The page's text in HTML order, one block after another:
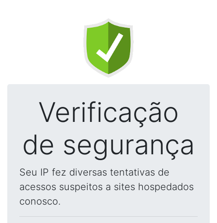
Verificação
de segurança
Seu IP fez diversas tentativas de
acessos suspeitos a sites hospedados
conosco.